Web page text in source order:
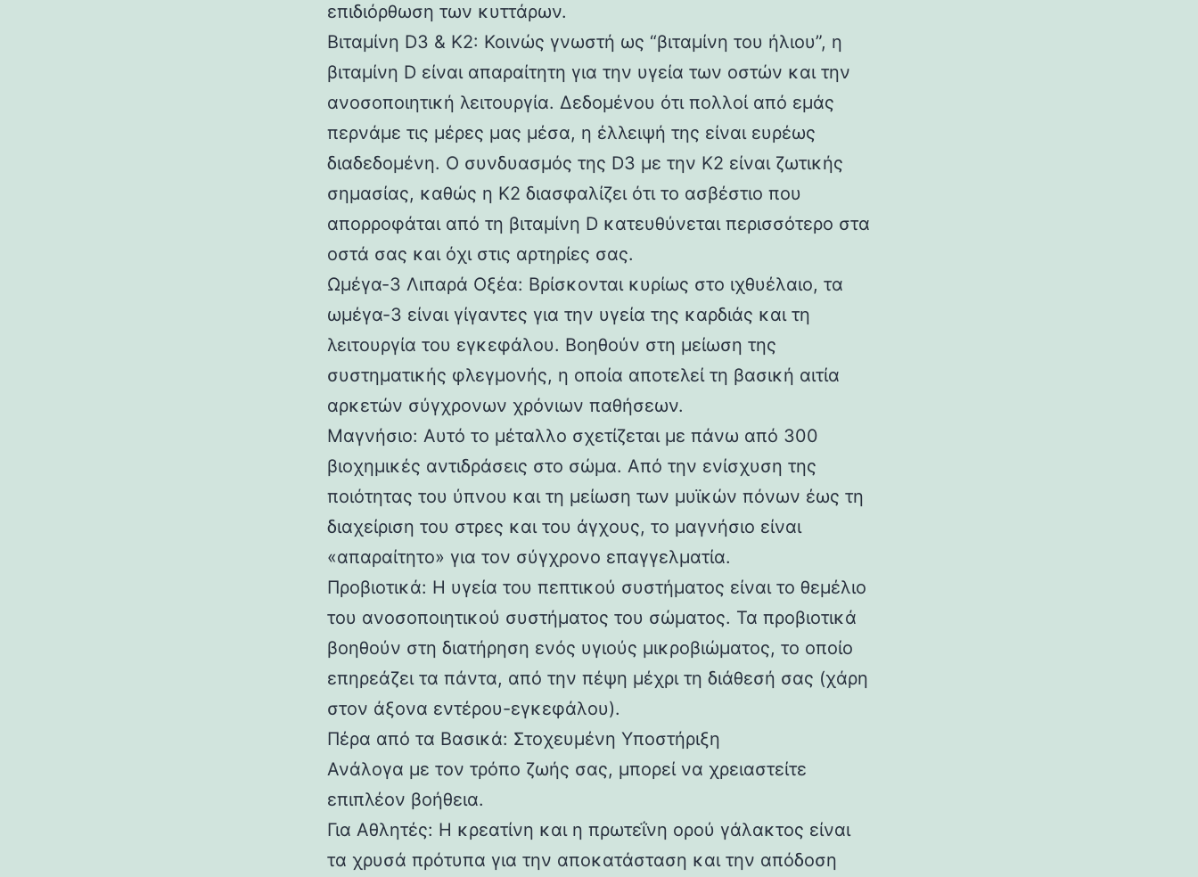
επιδιόρθωση των κυττάρων.
Βιταμίνη D3 & K2: Κοινώς γνωστή ως “βιταμίνη του ήλιου”, η
βιταμίνη D είναι απαραίτητη για την υγεία των οστών και την
ανοσοποιητική λειτουργία. Δεδομένου ότι πολλοί από εμάς
περνάμε τις μέρες μας μέσα, η έλλειψή της είναι ευρέως
διαδεδομένη. Ο συνδυασμός της D3 με την K2 είναι ζωτικής
σημασίας, καθώς η K2 διασφαλίζει ότι το ασβέστιο που
απορροφάται από τη βιταμίνη D κατευθύνεται περισσότερο στα
οστά σας και όχι στις αρτηρίες σας.
Ωμέγα-3 Λιπαρά Οξέα: Βρίσκονται κυρίως στο ιχθυέλαιο, τα
ωμέγα-3 είναι γίγαντες για την υγεία της καρδιάς και τη
λειτουργία του εγκεφάλου. Βοηθούν στη μείωση της
συστηματικής φλεγμονής, η οποία αποτελεί τη βασική αιτία
αρκετών σύγχρονων χρόνιων παθήσεων.
Μαγνήσιο: Αυτό το μέταλλο σχετίζεται με πάνω από 300
βιοχημικές αντιδράσεις στο σώμα. Από την ενίσχυση της
ποιότητας του ύπνου και τη μείωση των μυϊκών πόνων έως τη
διαχείριση του στρες και του άγχους, το μαγνήσιο είναι
«απαραίτητο» για τον σύγχρονο επαγγελματία.
Προβιοτικά: Η υγεία του πεπτικού συστήματος είναι το θεμέλιο
του ανοσοποιητικού συστήματος του σώματος. Τα προβιοτικά
βοηθούν στη διατήρηση ενός υγιούς μικροβιώματος, το οποίο
επηρεάζει τα πάντα, από την πέψη μέχρι τη διάθεσή σας (χάρη
στον άξονα εντέρου-εγκεφάλου).
Πέρα από τα Βασικά: Στοχευμένη Υποστήριξη
Ανάλογα με τον τρόπο ζωής σας, μπορεί να χρειαστείτε
επιπλέον βοήθεια.
Για Αθλητές: Η κρεατίνη και η πρωτεΐνη ορού γάλακτος είναι
τα χρυσά πρότυπα για την αποκατάσταση και την απόδοση